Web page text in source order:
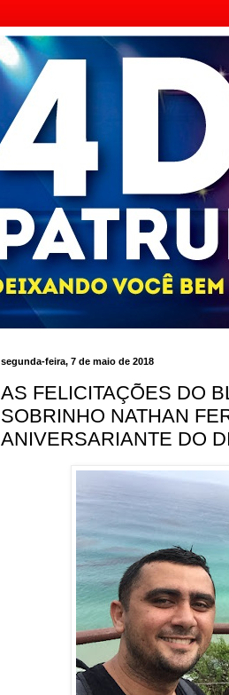
segunda-feira, 7 de maio de 2018
AS FELICITAÇÕES DO
SOBRINHO NATHAN
ANIVERSARIANTE DO